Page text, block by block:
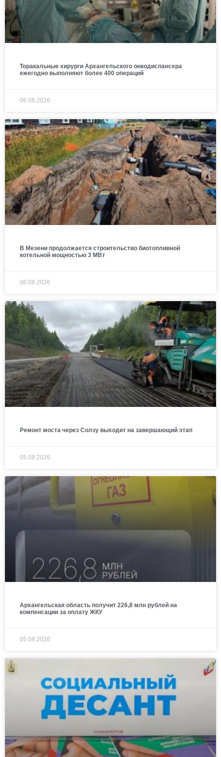
Торакальные хирурги Архангельского онкодиспансера
ежегодно выполняют более 400 операций
06.08.2026
В Мезени продолжается строительство биотопливной
котельной мощностью 3 МВт
06.08.2026
Ремонт моста через Солзу выходит на завершающий этап
05.08.2026
Архангельская область получит 226,8 млн рублей на
компенсации за оплату ЖКУ
05.08.2026